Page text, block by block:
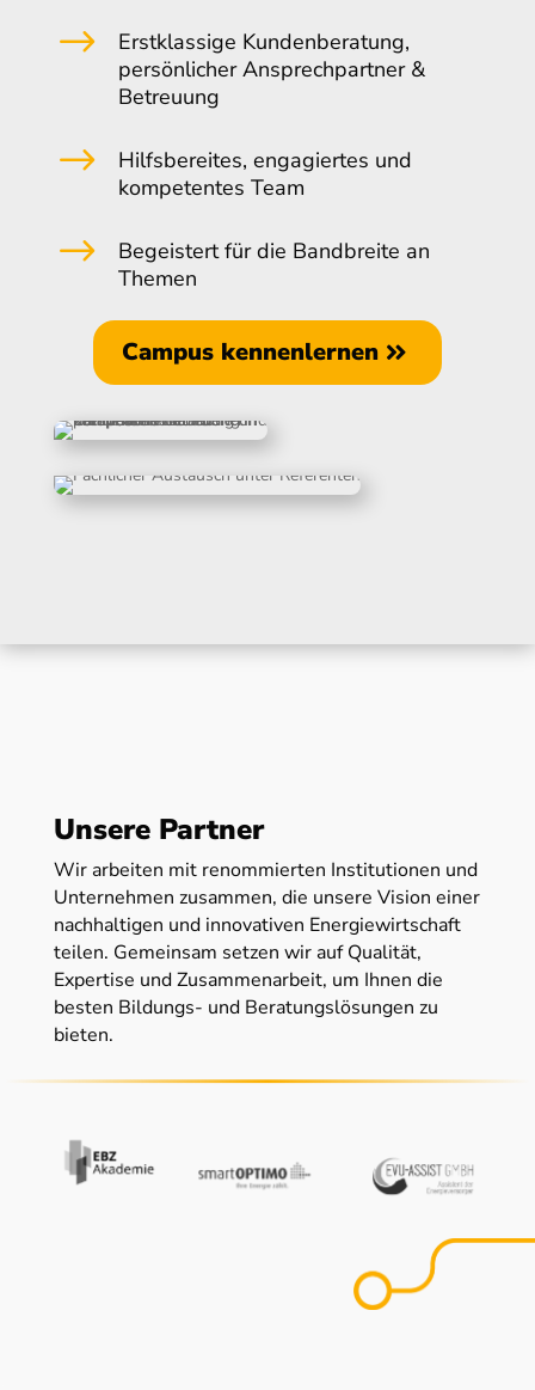
$
Erstklassige Kundenberatung,
persönlicher Ansprechpartner &
Betreuung
$
Hilfsbereites, engagiertes und
kompetentes Team
$
Begeistert für die Bandbreite an
Themen
Campus kennenlernen
Unsere Partner
Wir arbeiten mit renommierten Institutionen und
Unternehmen zusammen, die unsere Vision einer
nachhaltigen und innovativen Energiewirtschaft
teilen. Gemeinsam setzen wir auf Qualität,
Expertise und Zusammenarbeit, um Ihnen die
besten Bildungs- und Beratungslösungen zu
bieten.